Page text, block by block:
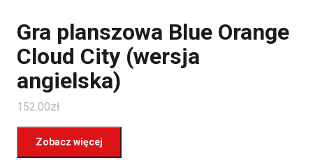
Gra planszowa Blue Orange
Cloud City (wersja
angielska)
152.00zł
Zobacz więcej